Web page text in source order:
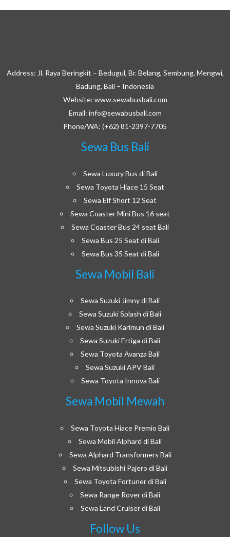
Address: Jl. Raya Beringkit – Bedugul, Br. Belang, Sembung, Mengwi,
Badung, Bali – Indonesia
Website: www.sewabusbali.com
Email: info@sewabusbali.com
Phone/WA: (+62) 81-2397-7705
Sewa Bus Bali
Sewa Luxury Bus di Bali
Sewa Toyota Hiace 15 Seat
Sewa Elf Short 12 Seat
Sewa Coaster Mini Bus 16 seat
Sewa Coaster Bus 24 seat Bali
Sewa Bus 25 Seat di Bali
Sewa Bus 35 Seat di Bali
Sewa Mobil Bali
Sewa Suzuki Jimny di Bali
Sewa Suzuki Splash di Bali
Sewa Suzuki Karimun di Bali
Sewa Suzuki Ertiga di Bali
Sewa Toyota Avanza Bali
Sewa Suzuki APV Bali
Sewa Toyota Innova Bali
Sewa Mobil Mewah
Sewa Toyota Hiace Premio Bali
Sewa Mobil Alphard di Bali
Sewa Alphard Transformers Bali
Sewa Mitsubishi Pajero di Bali
Sewa Toyota Fortuner di Bali
Sewa Range Rover di Bali
Sewa Land Cruiser di Bali
Follow Us